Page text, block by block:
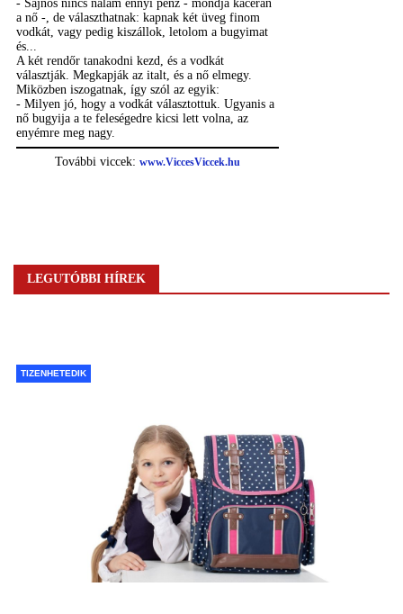
LEGUTÓBBI HÍREK
TIZENHETEDIK